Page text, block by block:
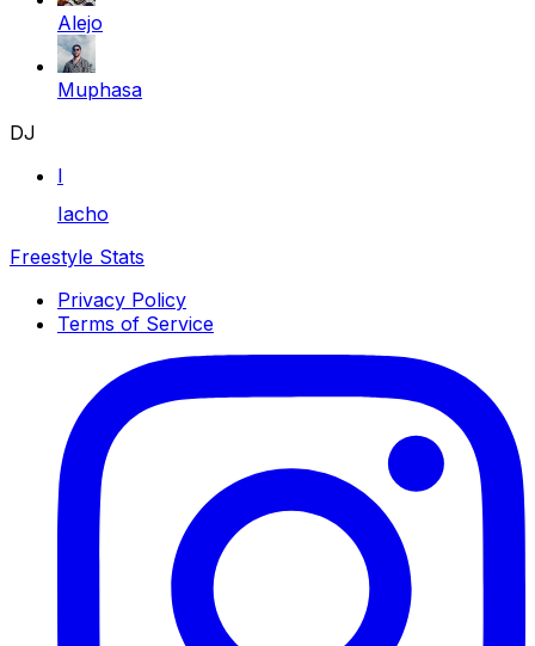
Alejo
Muphasa
DJ
I
Iacho
Freestyle Stats
Privacy Policy
Terms of Service